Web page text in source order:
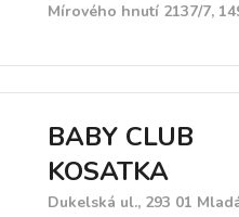
Mírového hnutí 2137/7,
BABY CLUB
KOSATKA
Dukelská ul., 293 01